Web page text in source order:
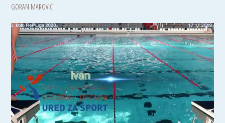
GORAN MAROVIĆ